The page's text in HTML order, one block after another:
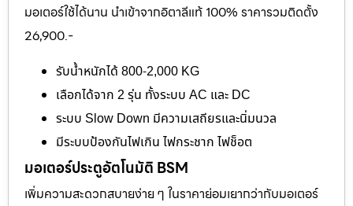
มอเตอร์ใช้ได้นาน นำเข้าจากอิตาลีแท้ 100% ราคารวมติดตั้ง
26,900.-
รับน้ำหนักได้ 800-2,000 KG
เลือกได้จาก 2 รุ่น ทั้งระบบ AC และ DC
ระบบ Slow Down มีความเสถียรและนิ่มนวล
มีระบบป้องกันไฟเกิน ไฟกระชาก ไฟช็อต
มอเตอร์ประตูอัตโนมัติ BSM
เพิ่มความสะดวกสบายง่าย ๆ ในราคาย่อมเยากว่ากับมอเตอร์